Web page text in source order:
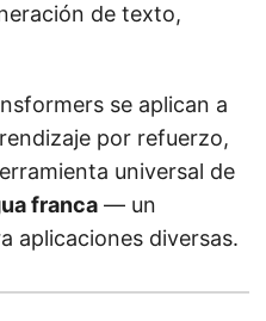
de texto,
se aplican a
por refuerzo,
universal de
franca — un
aplicaciones diversas.